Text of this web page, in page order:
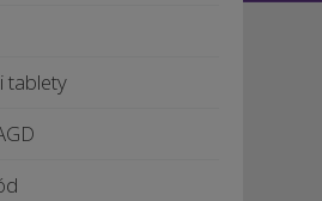
tablety